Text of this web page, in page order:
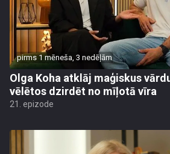
pirms 1 mēneša, 3 nedēļām
Olga Koha atklāj maģiskus
vēlētos dzirdēt no mīļotā vīra
21. epizode